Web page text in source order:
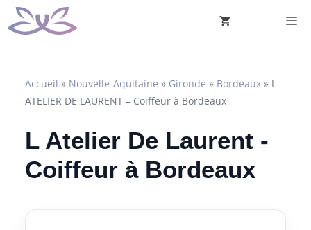
Aller
au
Accueil » Nouvelle-Aquitaine » Gironde » Bordeaux » L
ATELIER DE LAURENT – Coiffeur à Bordeaux
L Atelier De Laurent -
Coiffeur à Bordeaux